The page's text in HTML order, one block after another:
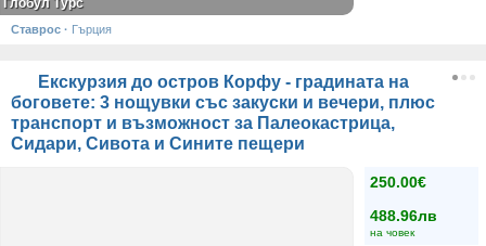
Глобул Турс
Ставрос · Гърция
Екскурзия до остров Корфу - градината на
боговете: 3 нощувки със закуски и вечери, плюс
транспорт и възможност за Палеокастрица,
Сидари, Сивота и Сините пещери
250.00€
488.96лв
на човек